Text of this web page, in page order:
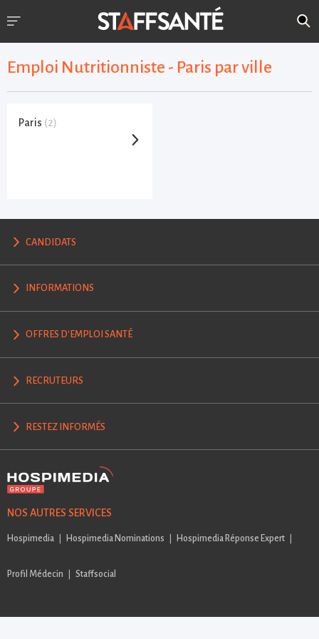
Emploi Nutritionniste - Paris par ville
Paris (2)
CANDIDATS
INFORMATIONS
OFFRES D'EMPLOI SANTÉ
RECRUTEURS
RESTEZ INFORMÉS
NOS AUTRES SERVICES
Hospimedia Hospimedia Nominations Hospimedia Réponse Expert
Profil Médecin Staffsocial